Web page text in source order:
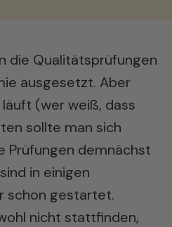
die Qualitätsprüfungen
ausgesetzt. Aber
(wer weiß, dass
sollte man sich
Prüfungen demnächst
in einigen
schon gestartet.
nicht stattfinden,